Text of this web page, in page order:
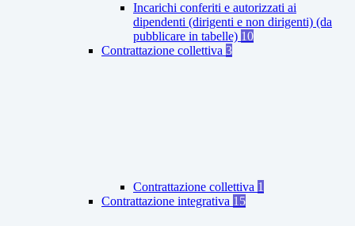
Incarichi conferiti e autorizzati ai
dipendenti (dirigenti e non dirigenti) (da
pubblicare in tabelle) 10
Contrattazione collettiva 3
Contrattazione collettiva 1
Contrattazione integrativa 15